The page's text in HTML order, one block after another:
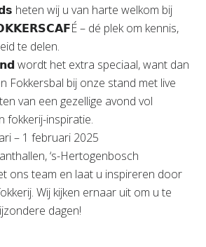
heten wij u van harte welkom bij
– dé plek om kennis,
te delen.
wordt het extra speciaal, want dan
Fokkersbal bij onze stand met live
van een gezellige avond vol
fokkerij-inspiratie.
– 1 februari 2025
‘s-Hertogenbosch
ons team en laat u inspireren door
Wij kijken ernaar uit om u te
dagen!